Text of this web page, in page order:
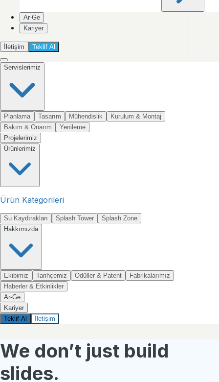
Ar-Ge
Kariyer
İletişim Teklif Al
Servislerimiz
Planlama Tasarım Mühendislik
Kurulum & Montaj
Bakım & Onarım
Yenileme
Projelerimiz
Ürünlerimiz
Ürün Kategorileri
Su Kaydırakları Splash Tower
Splash Zone
Hakkımızda
Ekibimiz Tarihçemiz Ödüller & Patent
Fabrikalarımız
Haberler & Etkinlikler
Ar-Ge
Kariyer
Teklif Al
İletişim
We don’t just build
slides.